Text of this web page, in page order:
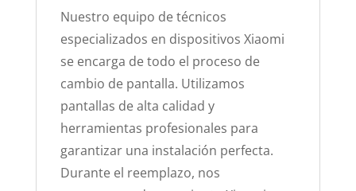
Nuestro equipo de técnicos
especializados en dispositivos Xiaomi
se encarga de todo el proceso de
cambio de pantalla. Utilizamos
pantallas de alta calidad y
herramientas profesionales para
garantizar una instalación perfecta.
Durante el reemplazo, nos